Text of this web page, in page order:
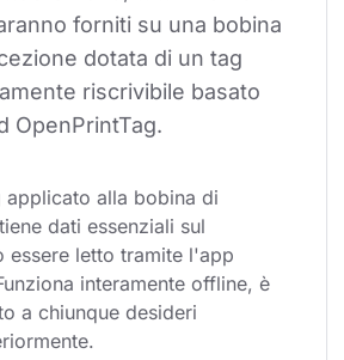
forniti su una bobina
dotata di un tag
riscrivibile basato
OpenPrintTag.
applicato alla bobina di
dati essenziali sul
essere letto tramite l'app
interamente offline, è
a chiunque desideri